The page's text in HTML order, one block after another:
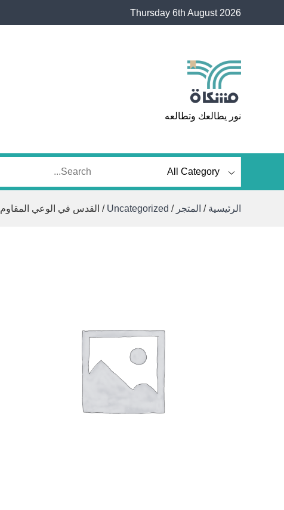
Thursday 6th August 2026
مشكاة
نور يطالعك وتطالعه
الرئيسية / المتجر /
Uncategorized / القدس في الوعي المقاوم